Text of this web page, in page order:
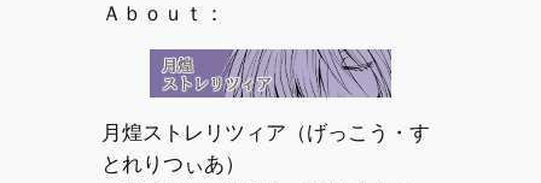
Ａｂｏｕｔ：
月煌ストレリツィア（げっこう・す
とれりつぃあ）